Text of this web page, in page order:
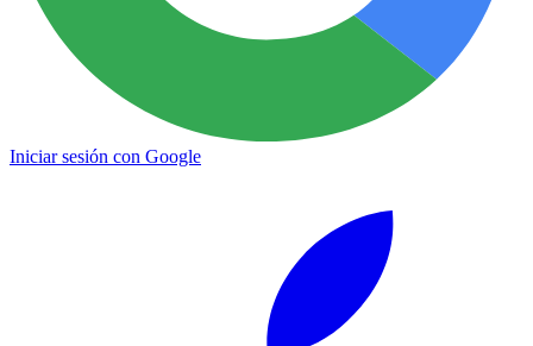
Iniciar sesión con Google